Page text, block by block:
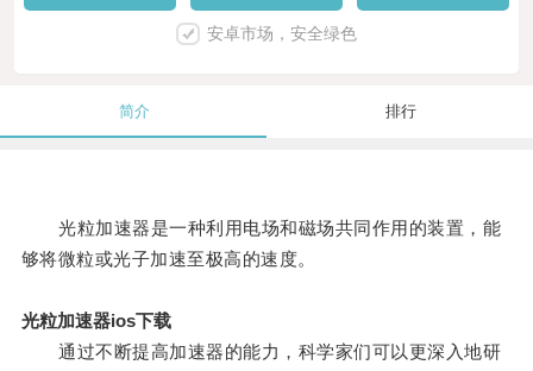
安卓市场，安全绿色
简介 排行
光粒加速器是一种利用电场和磁场共同作用的装置，能
够将微粒或光子加速至极高的速度。
光粒加速器ios下载
通过不断提高加速器的能力，科学家们可以更深入地研